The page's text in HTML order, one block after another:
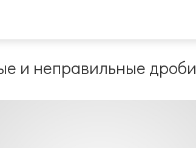
и неправильные дроби